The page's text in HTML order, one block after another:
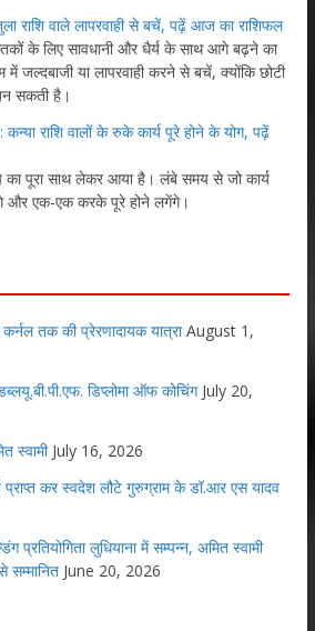
राशि वाले लापरवाही से बचें, पढ़ें आज का राशिफल
के लिए सावधानी और धैर्य के साथ आगे बढ़ने का
जल्दबाजी या लापरवाही करने से बचें, क्योंकि छोटी
सकती है।
राशि वालों के रुके कार्य पूरे होने के योग, पढ़ें
पूरा साथ लेकर आया है। लंबे समय से जो कार्य
एक-एक करके पूरे होने लगेंगे।
तक की प्रेरणादायक यात्रा August 1,
डिप्लोमा ऑफ कोचिंग July 20,
स्वामी July 16, 2026
प्राप्त कर स्वदेश लौटे गुरुग्राम के डॉ.आर एस यादव
प्रतियोगिता लुधियाना में सम्पन्न, अमित स्वामी
सम्मानित June 20, 2026